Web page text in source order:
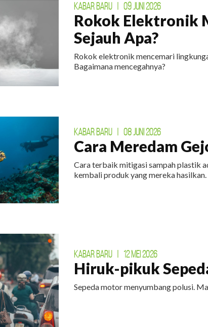
KABAR BARU 09 JUNI 2026
Rokok Elektronik
Sejauh Apa?
Rokok elektronik mencemari
Bagaimana mencegahnya?
KABAR BARU 08 JUNI 2026
Cara Meredam
Cara terbaik mitigasi sampah plastik
kembali produk yang mereka
KABAR BARU 12 MEI 2026
Hiruk-pikuk
Sepeda motor menyumbang polusi.